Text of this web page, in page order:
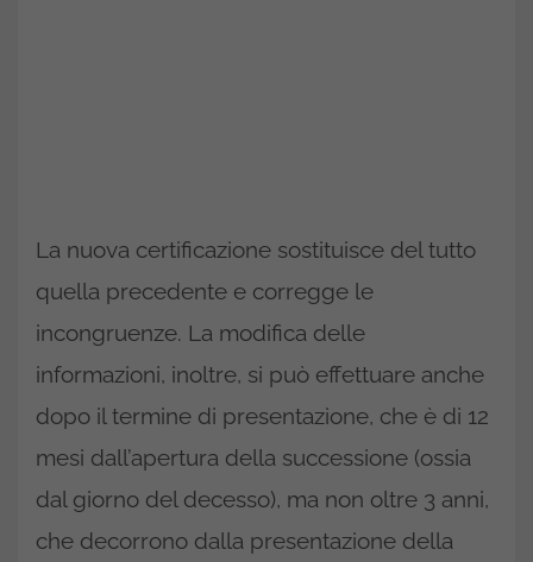
La nuova certificazione sostituisce del tutto
quella precedente e corregge le
incongruenze. La modifica delle
informazioni, inoltre, si può effettuare anche
dopo il termine di presentazione, che è di 12
mesi dall’apertura della successione (ossia
dal giorno del decesso), ma non oltre 3 anni,
che decorrono dalla presentazione della